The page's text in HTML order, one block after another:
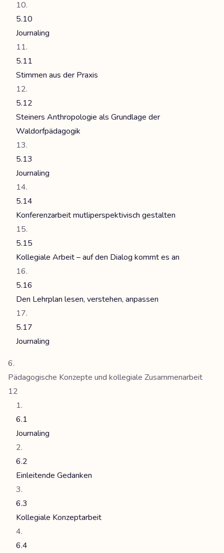
5.10
Journaling
5.11
Stimmen aus der Praxis
5.12
Steiners Anthropologie als Grundlage der
Waldorfpädagogik
5.13
Journaling
5.14
Konferenzarbeit mutliperspektivisch gestalten
5.15
Kollegiale Arbeit – auf den Dialog kommt es an
5.16
Den Lehrplan lesen, verstehen, anpassen
5.17
Journaling
Pädagogische Konzepte und kollegiale Zusammenarbeit
12
6.1
Journaling
6.2
Einleitende Gedanken
6.3
Kollegiale Konzeptarbeit
6.4